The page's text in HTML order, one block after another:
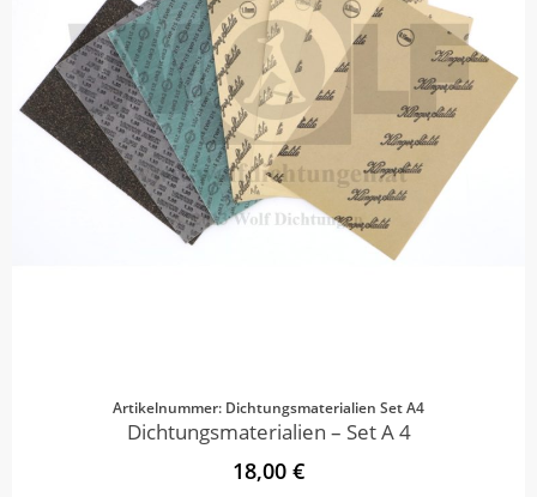
Artikelnummer: Dichtungsmaterialien Set A4
Dichtungsmaterialien – Set A 4
18,00 €